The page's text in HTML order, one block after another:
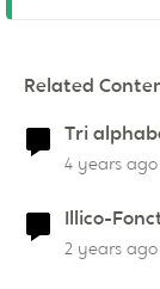
Related
Tri
4 years ago
Illico-
2 years ago